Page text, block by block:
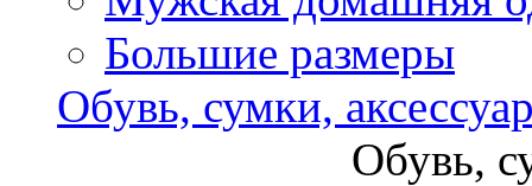
Большие размеры
Обувь, сумки,
Обувь,